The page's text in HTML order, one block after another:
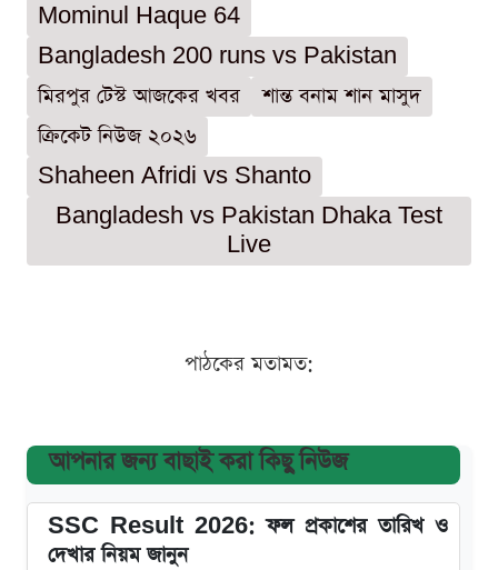
Mominul Haque 64
Bangladesh 200 runs vs Pakistan
মিরপুর টেস্ট আজকের খবর
শান্ত বনাম শান মাসুদ
ক্রিকেট নিউজ ২০২৬
Shaheen Afridi vs Shanto
Bangladesh vs Pakistan Dhaka Test
Live
পাঠকের মতামত:
আপনার জন্য বাছাই করা কিছু নিউজ
SSC Result 2026: ফল প্রকাশের তারিখ ও
দেখার নিয়ম জানুন